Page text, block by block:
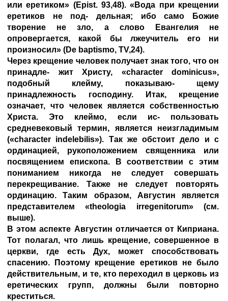
или еретиком» (Epist. 93,48). «Вода при крещении
еретиков не под- дельная; ибо само Божие
творение не зло, а слово Евангелия не
опровергается, какой бы лжеучитель его ни
произносил» (De baptismo, TV,24).
Через крещение человек получает знак того, что он
принадле- жит Христу, «character dominicus»,
подобный клейму, показываю- щему
принадлежность господину. Итак, крещение
означает, что человек является собственностью
Христа. Это клеймо, если ис- пользовать
средневековый термин, является неизгладимым
(«character indelebilis»). Так же обстоит дело и с
ординацией, рукоположением священника или
посвящением епископа. В соответствии с этим
пониманием никогда не следует совершать
перекрещивание. Также не следует повторять
ординацию. Таким образом, Августин является
представителем «theologia irregenitorum» (см.
выше).
В этом аспекте Августин отличается от Киприана.
Тот полагал, что лишь крещение, совершенное в
церкви, где есть Дух, может способствовать
спасению. Поэтому крещение еретиков не было
действительным, и те, кто переходил в церковь из
еретических групп, должны были повторно
креститься.